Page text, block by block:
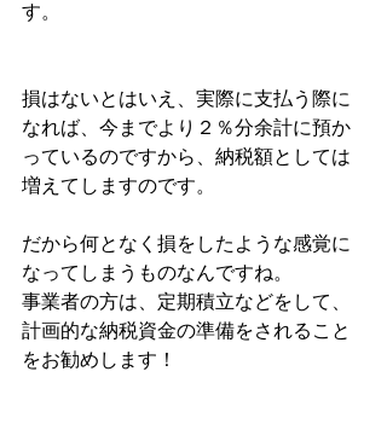
す。
損はないとはいえ、実際に支払う際に
なれば、今までより２％分余計に預か
っているのですから、納税額としては
増えてしますのです。
だから何となく損をしたような感覚に
なってしまうものなんですね。
事業者の方は、定期積立などをして、
計画的な納税資金の準備をされること
をお勧めします！